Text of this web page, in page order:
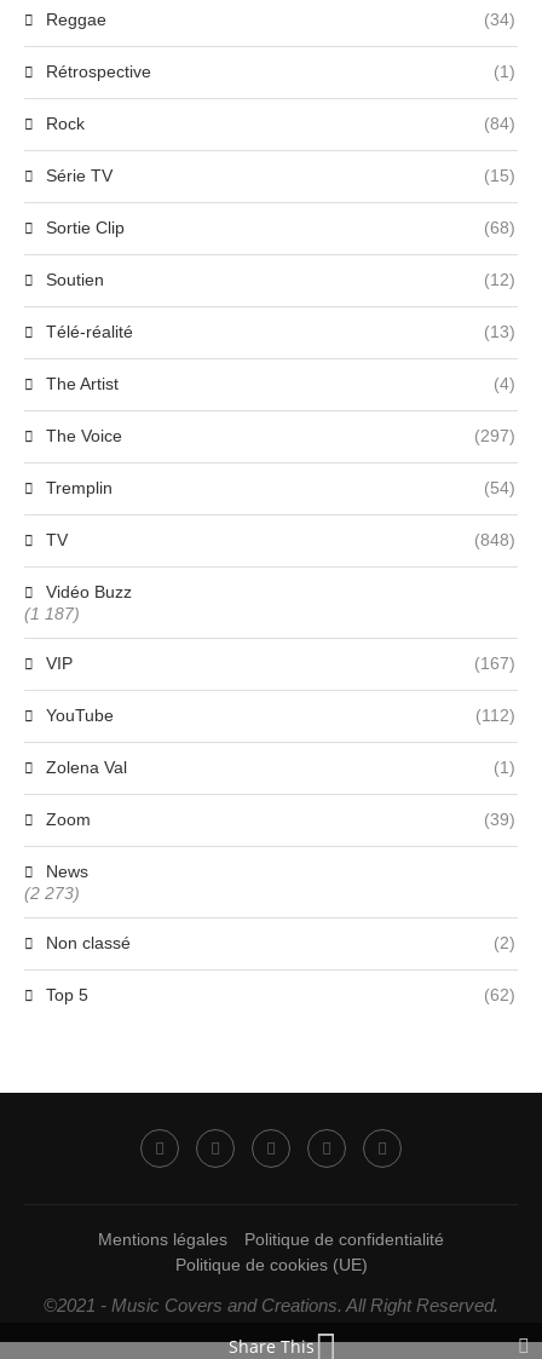
Reggae (34)
Rétrospective (1)
Rock (84)
Série TV (15)
Sortie Clip (68)
Soutien (12)
Télé-réalité (13)
The Artist (4)
The Voice (297)
Tremplin (54)
TV (848)
Vidéo Buzz
(1 187)
VIP (167)
YouTube (112)
Zolena Val (1)
Zoom (39)
News
(2 273)
Non classé (2)
Top 5 (62)
Mentions légales
Politique de confidentialité
Politique de cookies (UE)
©2021 - Music Covers and Creations. All Right Reserved.
Share This